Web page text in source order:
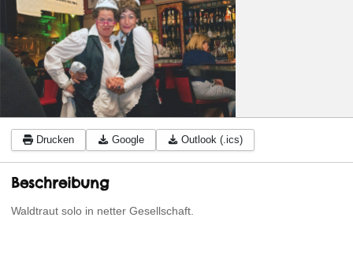
Drucken Google Outlook (.ics)
Beschreibung
Waldtraut solo in netter Gesellschaft.